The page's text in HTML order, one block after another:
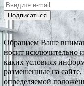
Подписаться
Обращаем Ваше
носит исключительно
каких условиях
размещенные на
определяемой